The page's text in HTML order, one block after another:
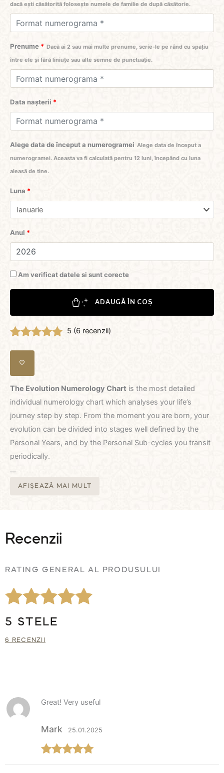
dacă ești căsătorită folosește numele de familie de după căsătorie.
Prenume * Dacă ai 2 sau mai multe prenume, scrie-le pe rând cu spațiu
între ele și fără liniuțe sau alte semne de punctuație.
Data nașterii *
Alege data de început a numerogramei Alege data de început a
numerogramei. Aceasta va fi calculată pentru 12 luni, începând cu luna
aleasă de tine.
Luna *
Anul *
Am verificat datele si sunt corecte
ADAUGĂ ÎN COȘ
baza a
evaluări de la
clienți
5 (6 recenzii)
The Evolution Numerology Chart is the most detailed
individual numerology chart which analyses your life’s
journey step by step. From the moment you are born, your
evolution can be divided into stages well defined by the
Personal Years, and by the Personal Sub-cycles you transit
periodically.
...
AFIȘEAZĂ MAI MULT
Recenzii
RATING GENERAL AL PRODUSULUI
Evaluat la
5.00din 5 pe
6
5 STELE
6 RECENZII
Evaluat la5
Mark 25.01.2025
Great! Very useful